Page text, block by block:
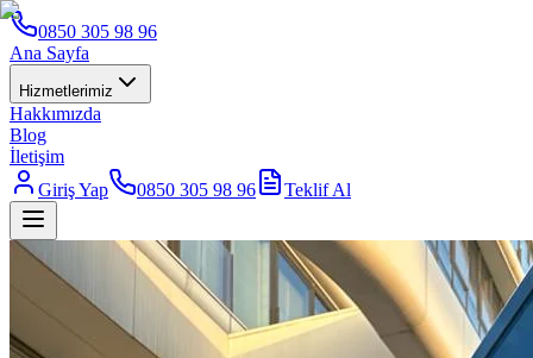
0850 305 98 96
Ana Sayfa
Hizmetlerimiz
Hakkımızda
Blog
İletişim
Giriş Yap
0850 305 98 96 Teklif Al